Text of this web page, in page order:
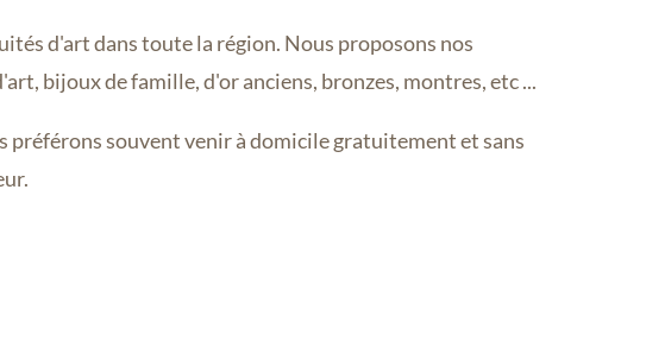
d'art dans toute la région. Nous proposons nos
bijoux de famille, d'or anciens, bronzes, montres, etc ...
préférons souvent venir à domicile gratuitement et sans